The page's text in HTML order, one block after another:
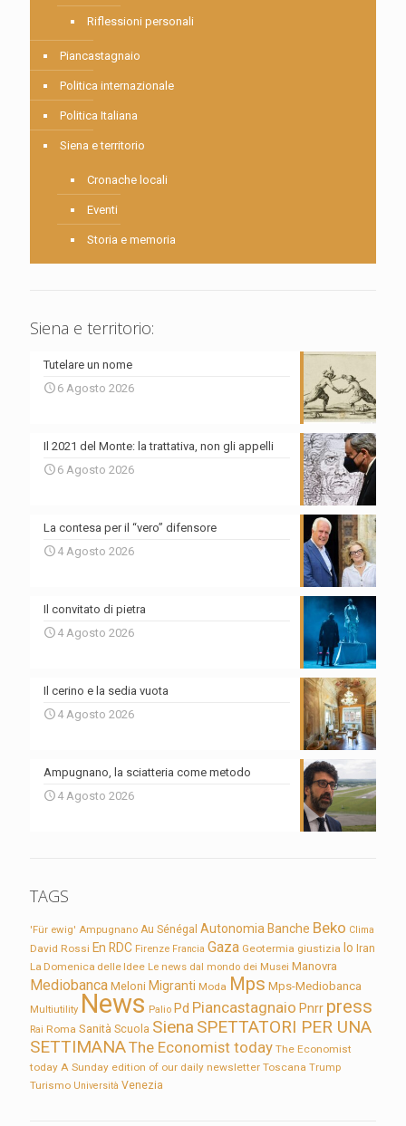
Riflessioni personali
Piancastagnaio
Politica internazionale
Politica Italiana
Siena e territorio
Cronache locali
Eventi
Storia e memoria
Siena e territorio:
Tutelare un nome
6 Agosto 2026
Il 2021 del Monte: la trattativa, non gli appelli
6 Agosto 2026
La contesa per il “vero” difensore
4 Agosto 2026
Il convitato di pietra
4 Agosto 2026
Il cerino e la sedia vuota
4 Agosto 2026
Ampugnano, la sciatteria come metodo
4 Agosto 2026
TAGS
'Für ewig' Ampugnano Au Sénégal Autonomia Banche Beko Clima
David Rossi En RDC Firenze Francia Gaza Geotermia giustizia Io Iran
La Domenica delle Idee Le news dal mondo dei Musei Manovra
Mediobanca Meloni Migranti Moda Mps Mps-Mediobanca
Multiutility News Palio Pd Piancastagnaio Pnrr press
Rai Roma Sanità Scuola Siena SPETTATORI PER UNA
SETTIMANAThe Economist today The Economist
today A Sunday edition of our daily newsletter Toscana Trump
Turismo Università Venezia